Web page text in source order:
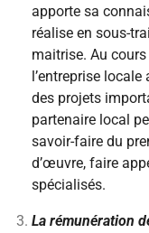
apporte sa
réalise en sous-
maitrise. Au
l’entreprise locale
des projets
partenaire local
savoir-faire du
d’œuvre, faire
spécialisés.
La rémunération